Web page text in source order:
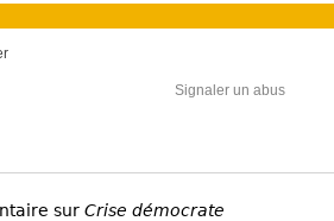
Signaler un abus
sur Crise démocrate